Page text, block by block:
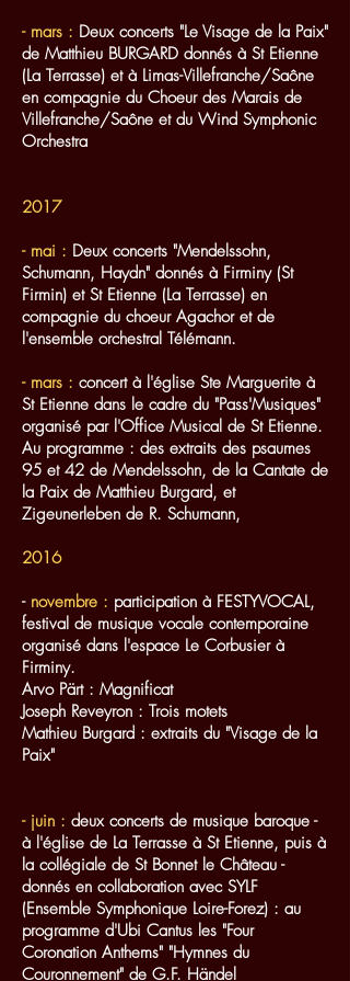
- mars : Deux concerts "Le Visage de la Paix"
de Matthieu BURGARD donnés à St Etienne
(La Terrasse) et à Limas-Villefranche/Saône
en compagnie du Choeur des Marais de
Villefranche/Saône et du Wind Symphonic
Orchestra
2017
- mai : Deux concerts "Mendelssohn,
Schumann, Haydn" donnés à Firminy (St
Firmin) et St Etienne (La Terrasse) en
compagnie du choeur Agachor et de
l'ensemble orchestral Télémann.
- mars : concert à l'église Ste Marguerite à
St Etienne dans le cadre du "Pass'Musiques"
organisé par l'Office Musical de St Etienne.
Au programme : des extraits des psaumes
95 et 42 de Mendelssohn, de la Cantate de
la Paix de Matthieu Burgard, et
Zigeunerleben de R. Schumann,
2016
-novembre : participation à FESTYVOCAL,
festival de musique vocale contemporaine
organisé dans l'espace Le Corbusier à
Firminy.
Arvo Pärt : Magnificat
Joseph Reveyron : Trois motets
Mathieu Burgard : extraits du "Visage de la
Paix"
- juin : deux concerts de musique baroque -
à l'église de La Terrasse à St Etienne, puis à
la collégiale de St Bonnet le Château -
donnés en collaboration avec SYLF
(Ensemble Symphonique Loire-Forez) : au
programme d'Ubi Cantus les "Four
Coronation Anthems" "Hymnes du
Couronnement" de G.F. Händel